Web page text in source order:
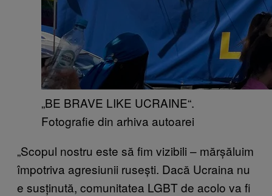
„BE BRAVE LIKE UCRAINE“.
Fotografie din arhiva autoarei
„Scopul nostru este să fim vizibili – mărșăluim
împotriva agresiunii rusești. Dacă Ucraina nu
e susținută, comunitatea LGBT de acolo va fi